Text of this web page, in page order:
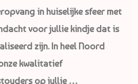
in huiselijke sfeer met
voor jullie kindje dat is
zijn. In heel Noord
kwalitatief
op jullie …